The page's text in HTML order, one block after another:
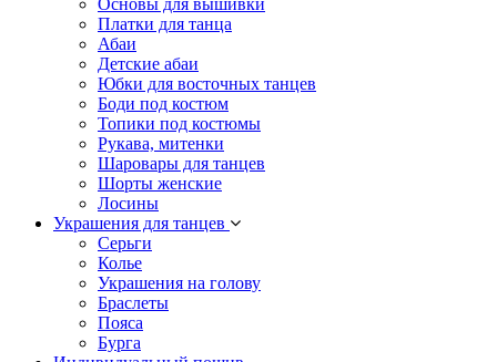
Основы для вышивки
Платки для танца
Абаи
Детские абаи
Юбки для восточных танцев
Боди под костюм
Топики под костюмы
Рукава, митенки
Шаровары для танцев
Шорты женские
Лосины
Украшения для танцев
Серьги
Колье
Украшения на голову
Браслеты
Пояса
Бурга